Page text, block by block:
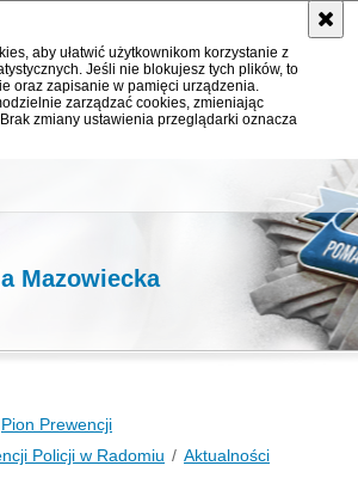
aby ułatwić użytkownikom korzystanie z
Jeśli nie blokujesz tych plików, to
oraz zapisanie w pamięci urządzenia.
zarządzać cookies, zmieniając
zmiany ustawienia przeglądarki oznacza
Mazowiecka
Pion Prewencji
Policji w Radomiu
Aktualności